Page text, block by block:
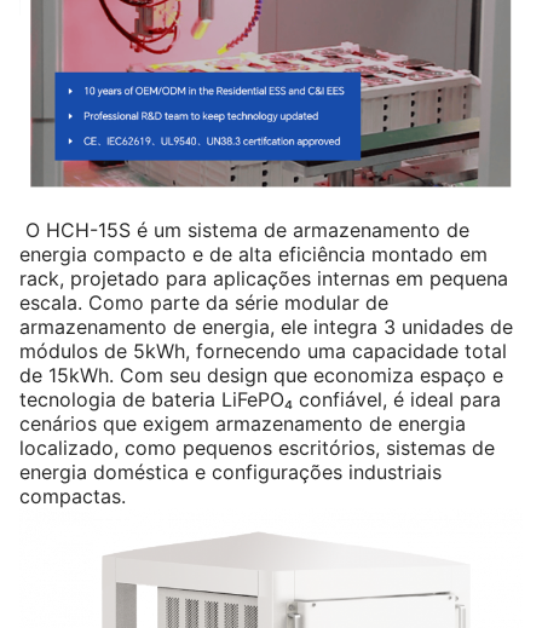
O HCH-15S é um sistema de armazenamento de
energia compacto e de alta eficiência montado em
rack, projetado para aplicações internas em pequena
escala. Como parte da série modular de
armazenamento de energia, ele integra 3 unidades de
módulos de 5kWh, fornecendo uma capacidade total
de 15kWh. Com seu design que economiza espaço e
tecnologia de bateria LiFePO₄ confiável, é ideal para
cenários que exigem armazenamento de energia
localizado, como pequenos escritórios, sistemas de
energia doméstica e configurações industriais
compactas.